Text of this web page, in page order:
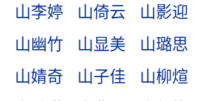
山李婷
山倚云 山影迎
山幽竹
山显美 山璐思
山婧奇
山子佳 山柳煊